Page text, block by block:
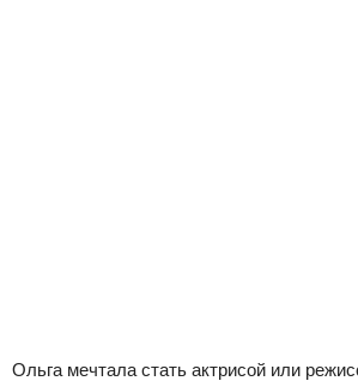
Ольга мечтала стать актрисой или